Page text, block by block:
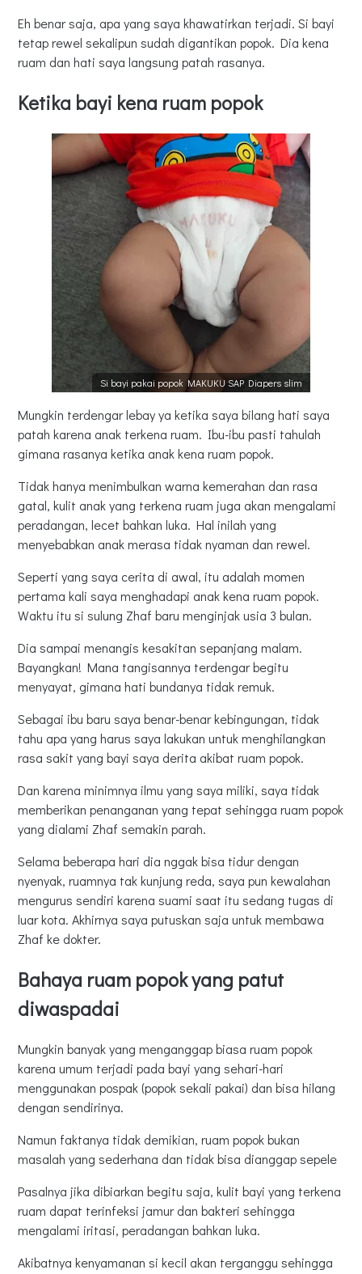
Eh benar saja, apa yang saya khawatirkan terjadi. Si bayi
tetap rewel sekalipun sudah digantikan popok. Dia kena
ruam dan hati saya langsung patah rasanya.
Ketika bayi kena ruam popok
Si bayi pakai popok MAKUKU SAP Diapers slim
Mungkin terdengar lebay ya ketika saya bilang hati saya
patah karena anak terkena ruam. Ibu-ibu pasti tahulah
gimana rasanya ketika anak kena ruam popok.
Tidak hanya menimbulkan warna kemerahan dan rasa
gatal, kulit anak yang terkena ruam juga akan mengalami
peradangan, lecet bahkan luka. Hal inilah yang
menyebabkan anak merasa tidak nyaman dan rewel.
Seperti yang saya cerita di awal, itu adalah momen
pertama kali saya menghadapi anak kena ruam popok.
Waktu itu si sulung Zhaf baru menginjak usia 3 bulan.
Dia sampai menangis kesakitan sepanjang malam.
Bayangkan! Mana tangisannya terdengar begitu
menyayat, gimana hati bundanya tidak remuk.
Sebagai ibu baru saya benar-benar kebingungan, tidak
tahu apa yang harus saya lakukan untuk menghilangkan
rasa sakit yang bayi saya derita akibat ruam popok.
Dan karena minimnya ilmu yang saya miliki, saya tidak
memberikan penanganan yang tepat sehingga ruam popok
yang dialami Zhaf semakin parah.
Selama beberapa hari dia nggak bisa tidur dengan
nyenyak, ruamnya tak kunjung reda, saya pun kewalahan
mengurus sendiri karena suami saat itu sedang tugas di
luar kota. Akhirnya saya putuskan saja untuk membawa
Zhaf ke dokter.
Bahaya ruam popok yang patut
diwaspadai
Mungkin banyak yang menganggap biasa ruam popok
karena umum terjadi pada bayi yang sehari-hari
menggunakan pospak (popok sekali pakai) dan bisa hilang
dengan sendirinya.
Namun faktanya tidak demikian, ruam popok bukan
masalah yang sederhana dan tidak bisa dianggap sepele
Pasalnya jika dibiarkan begitu saja, kulit bayi yang terkena
ruam dapat terinfeksi jamur dan bakteri sehingga
mengalami iritasi, peradangan bahkan luka.
Akibatnya kenyamanan si kecil akan terganggu sehingga